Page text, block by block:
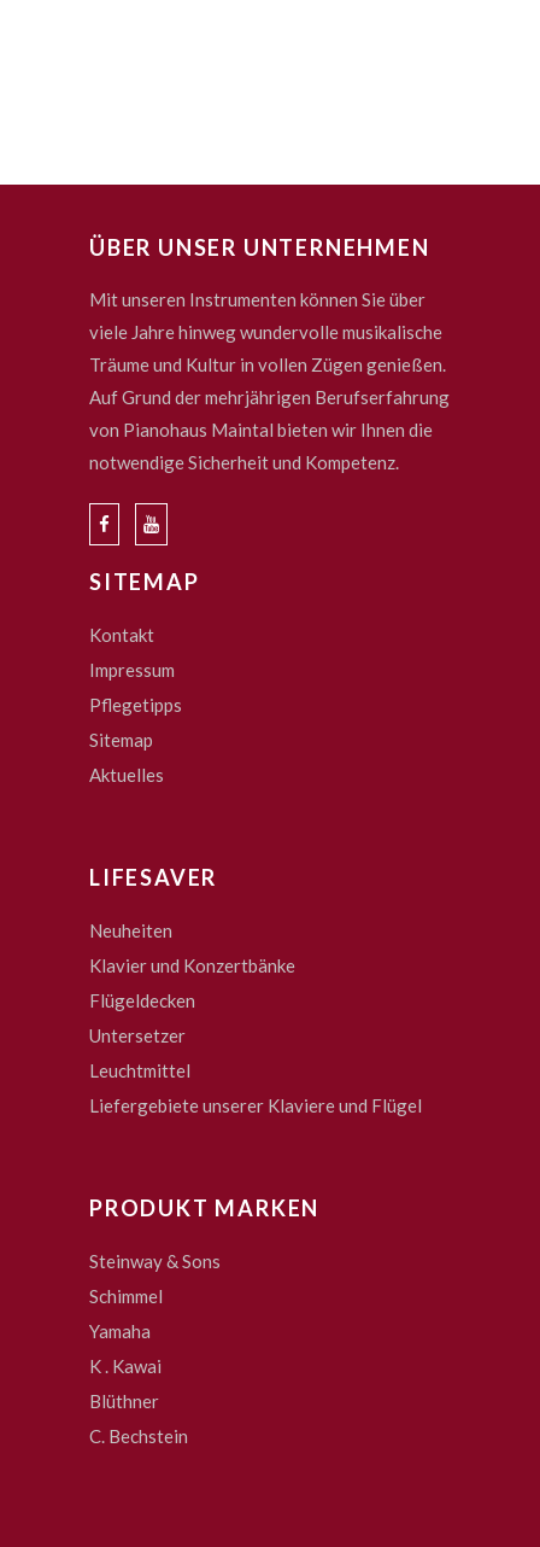
ÜBER UNSER UNTERNEHMEN
Mit unseren Instrumenten können Sie über
viele Jahre hinweg wundervolle musikalische
Träume und Kultur in vollen Zügen genießen.
Auf Grund der mehrjährigen Berufserfahrung
von Pianohaus Maintal bieten wir Ihnen die
notwendige Sicherheit und Kompetenz.
SITEMAP
Kontakt
Impressum
Pflegetipps
Sitemap
Aktuelles
LIFESAVER
Neuheiten
Klavier und Konzertbänke
Flügeldecken
Untersetzer
Leuchtmittel
Liefergebiete unserer Klaviere und Flügel
PRODUKT MARKEN
Steinway & Sons
Schimmel
Yamaha
K . Kawai
Blüthner
C. Bechstein